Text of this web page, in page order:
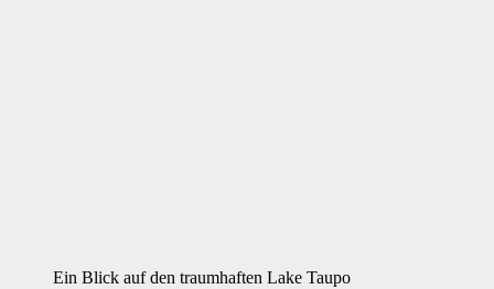
Ein Blick auf den traumhaften Lake Taupo